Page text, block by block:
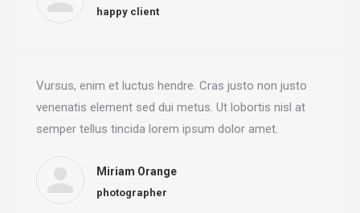
happy client
Vursus, enim et luctus hendre. Cras justo non justo
venenatis element sed dui metus. Ut lobortis nisl at
semper tellus tincida lorem ipsum dolor amet.
Miriam Orange
photographer